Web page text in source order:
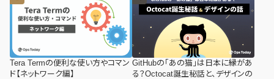
Tera Termの便利な使い方やコマン
ド【ネットワーク編】
GitHubの「あの猫」は日本に縁があ
る？Octocat誕生秘話と、デザインの